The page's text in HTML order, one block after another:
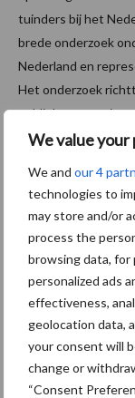
We value your
We and our 4
technologies to
may store and/or
process the
browsing data, for
personalized ads
effectiveness,
geolocation data,
your consent will
change or
“Consent
tuinders bij het
brede onderzoek
Nederland en
Het onderzoek
publiek ten aanzien
Daarnaast zijn er
bijvoorbeeld de
Bron: LTO